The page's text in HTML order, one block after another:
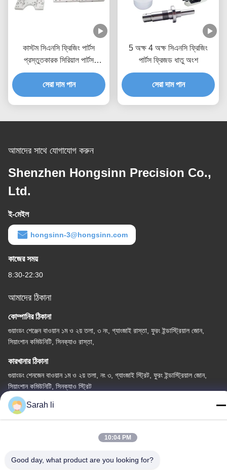
কাস্টম সিএনসি ফ্রিজিং পার্টস
প্রস্তুতকারক সিরিয়াল পার্টস
প্রোটোটাইপ অ্যালুমিনিয়াম
সেরা দাম পান
5 অক্ষ 4 অক্ষ সিএনসি ফ্রিজিং
পার্টস ফ্রিজড ধাতু অংশ
সেরা দাম পান
আমাদের সাথে যোগাযোগ করুন
Shenzhen Hongsinn Precision Co.,
Ltd.
ই-মেইল
hongsinn-3@hongsinn.com
কাজের সময়
8:30-22:30
আমাদের ঠিকানা
কোম্পানির ঠিকানা
গুয়াংডং শেঞ্জেন বাওয়ান ১ম ও ২য় তলা, ৩ নং, গ্যাংজাই রাস্তা, ফুরং ইন্ডাস্ট্রিয়াল জোন,
সিয়াংশান কমিউনিটি, সিনক্যাও রাস্তা,
কারখানার ঠিকানা
গুয়াংডং শেনজেন বাওয়ান ১ম ও ২য় তলা, নং ৩, গ্যাংজাই স্ট্রিট, ফুরং ইন্ডাস্ট্রিয়াল জোন,
সিয়াংশান কমিউনিটি, সিনক্যাও স্ট্রিট
টেল
86-0755-27097532-8:30
Sarah li
10:04 PM
Good day, what product are you looking for?